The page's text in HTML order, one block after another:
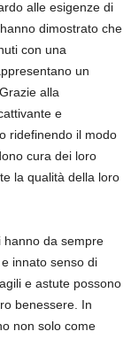
alle esigenze di
dimostrato che
con una
un
alla
e
ridefinendo il modo
cura dei loro
la qualità della loro
hanno da sempre
innato senso di
e astute possono
benessere. In
non solo come